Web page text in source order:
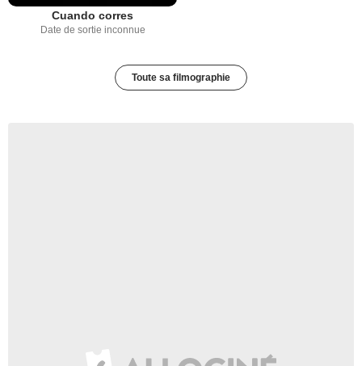
Cuando corres
Date de sortie inconnue
Toute sa filmographie